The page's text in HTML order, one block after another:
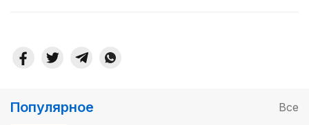
Популярное Все